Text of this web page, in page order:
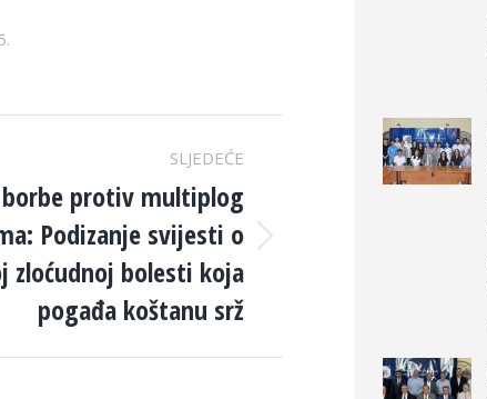
SLJEDEĆE
protiv multiplog
Podizanje svijesti o
zloćudnoj bolesti koja
pogađa koštanu srž